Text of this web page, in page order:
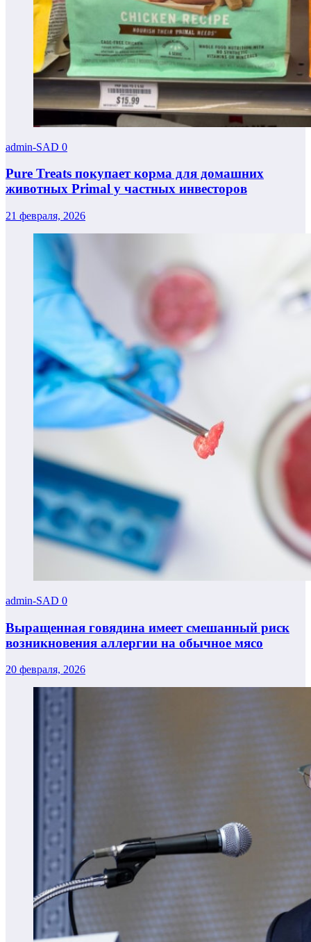
admin-SAD 0
Pure Treats покупает корма для домашних
животных Primal у частных инвесторов
21 февраля, 2026
admin-SAD 0
Выращенная говядина имеет смешанный риск
возникновения аллергии на обычное мясо
20 февраля, 2026